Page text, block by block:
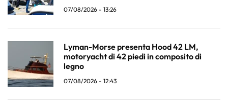
07/08/2026 - 13:26
Lyman-Morse presenta Hood 42 LM,
motoryacht di 42 piedi in composito di
legno
07/08/2026 - 12:43